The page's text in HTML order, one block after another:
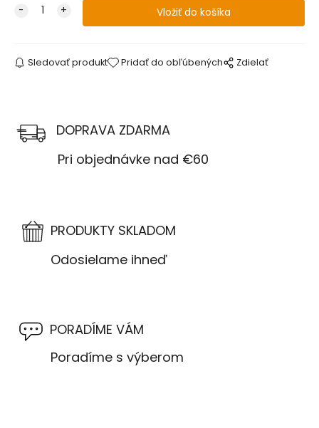
Sledovať produkt Pridať do obľúbených Zdielať
DOPRAVA ZDARMA
Pri objednávke nad €60
PRODUKTY SKLADOM
Odosielame ihneď
PORADÍME VÁM
Poradíme s výberom